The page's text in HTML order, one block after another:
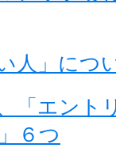
人」につ
「エント
６つ